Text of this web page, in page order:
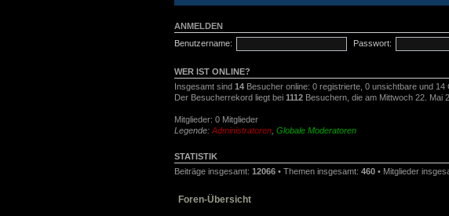
ANMELDEN
Benutzername:
Passwort:
WER IST ONLINE?
Insgesamt sind 14 Besucher online: 0 registrierte, 0 unsichtbare und
Der Besucherrekord liegt bei 1112 Besuchern, die am Mittwoch 22. Mai
Mitglieder: 0 Mitglieder
Legende: Administratoren Globale Moderatoren
STATISTIK
Beiträge insgesamt: 12066 • Themen insgesamt: 460 • Mitglieder
Foren-Übersicht